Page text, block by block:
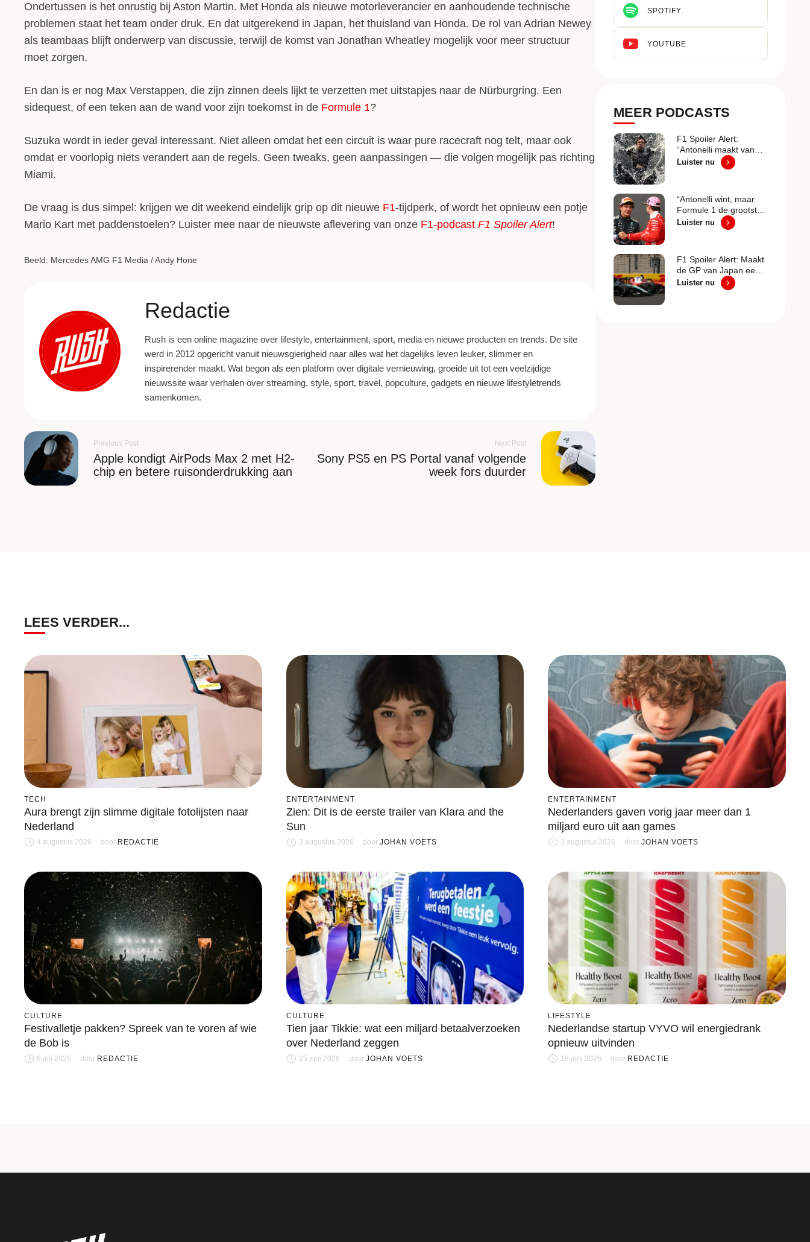
Ondertussen is het onrustig bij Aston Martin. Met Honda als nieuwe motorleverancier en aanhoudende technische
problemen staat het team onder druk. En dat uitgerekend in Japan, het thuisland van Honda. De rol van Adrian Newey
als teambaas blijft onderwerp van discussie, terwijl de komst van Jonathan Wheatley mogelijk voor meer structuur
moet zorgen.
En dan is er nog Max Verstappen, die zijn zinnen deels lijkt te verzetten met uitstapjes naar de Nürburgring. Een
sidequest, of een teken aan de wand voor zijn toekomst in de Formule 1?
Suzuka wordt in ieder geval interessant. Niet alleen omdat het een circuit is waar pure racecraft nog telt, maar ook
omdat er voorlopig niets verandert aan de regels. Geen tweaks, geen aanpassingen — die volgen mogelijk pas richting
Miami.
De vraag is dus simpel: krijgen we dit weekend eindelijk grip op dit nieuwe F1-tijdperk, of wordt het opnieuw een potje
Mario Kart met paddenstoelen? Luister mee naar de nieuwste aflevering van onze F1-podcast F1 Spoiler Alert!
Beeld: Mercedes AMG F1 Media / Andy Hone
Redactie
Rush is een online magazine over lifestyle, entertainment, sport, media en nieuwe producten en trends. De site
werd in 2012 opgericht vanuit nieuwsgierigheid naar alles wat het dagelijks leven leuker, slimmer en
inspirerender maakt. Wat begon als een platform over digitale vernieuwing, groeide uit tot een veelzijdige
nieuwssite waar verhalen over streaming, style, sport, travel, popculture, gadgets en nieuwe lifestyle­trends
samenkomen.
Previous Post
Apple kondigt AirPods Max 2 met H2-
chip en betere ruisonderdrukking aan
Next Post
Sony PS5 en PS Portal vanaf volgende
week fors duurder
SPOTIFY
YOUTUBE
MEER PODCASTS
F1 Spoiler Alert:
“Antonelli maakt van
kampioenschap een
onemanshow”
Luister nu
“Antonelli wint, maar
Formule 1 de grootste
verliezer in Japan”
Luister nu
F1 Spoiler Alert: Maakt
de GP van Japan een
einde aan ‘Super Mario
Luister nu
LEES VERDER...
TECH
Aura brengt zijn slimme digitale fotolijsten naar
Nederland
4 augustus 2026 door REDACTIE
ENTERTAINMENT
Zien: Dit is de eerste trailer van Klara and the
Sun
3 augustus 2026 door JOHAN VOETS
ENTERTAINMENT
Nederlanders gaven vorig jaar meer dan 1
miljard euro uit aan games
3 augustus 2026 door JOHAN VOETS
CULTURE
Festivalletje pakken? Spreek van te voren af wie
de Bob is
8 juli 2026 door REDACTIE
CULTURE
Tien jaar Tikkie: wat een miljard betaalverzoeken
over Nederland zeggen
25 juni 2026 door JOHAN VOETS
LIFESTYLE
Nederlandse startup VYVO wil energiedrank
opnieuw uitvinden
18 juni 2026 door REDACTIE